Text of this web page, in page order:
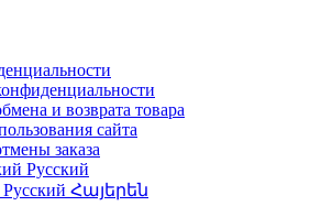
и возврата товара
сайта
заказа
Русский
Հայերեն